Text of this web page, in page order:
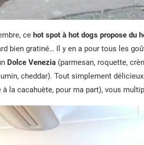
ce hot spot à hot dogs propose du
bien gratiné… Il y en a pour tous les
Dolce Venezia (parmesan, roquette,
cheddar). Tout simplement
à la cacahuète, pour ma part), vous